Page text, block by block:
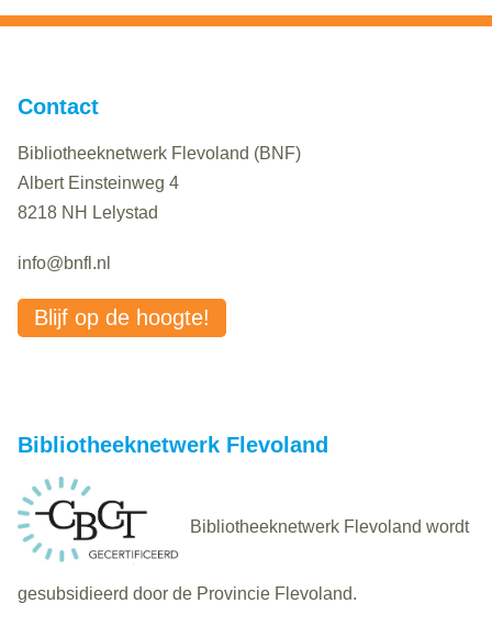
Contact
Bibliotheeknetwerk Flevoland (BNF)
Albert Einsteinweg 4
8218 NH Lelystad
info@bnfl.nl
Blijf op de hoogte!
Bibliotheeknetwerk Flevoland
Bibliotheeknetwerk Flevoland wordt
gesubsidieerd door de Provincie Flevoland.